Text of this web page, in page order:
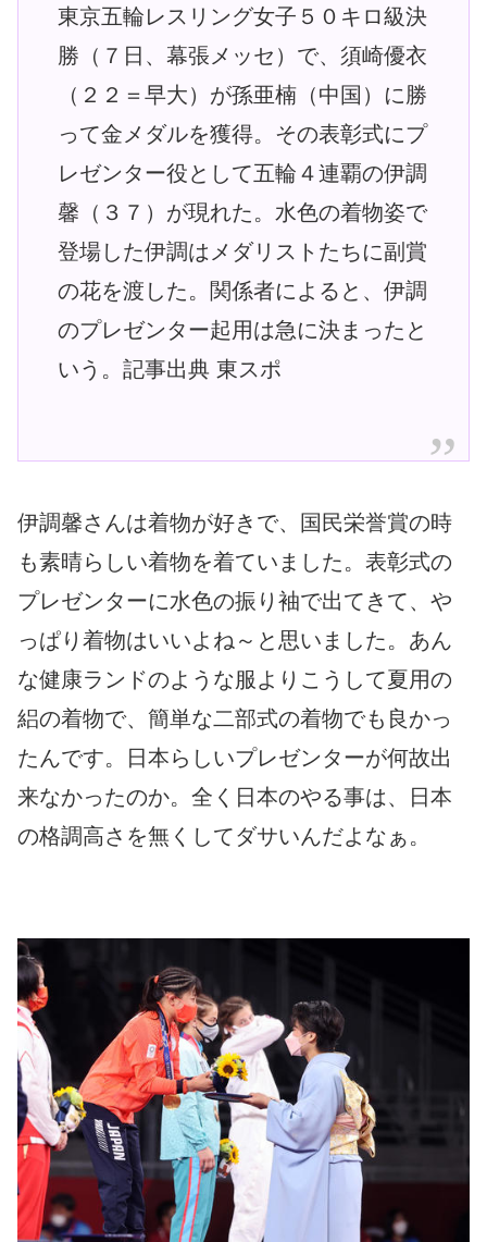
東京五輪レスリング女子５０キロ級決
勝（７日、幕張メッセ）で、須崎優衣
（２２＝早大）が孫亜楠（中国）に勝
って金メダルを獲得。その表彰式にプ
レゼンター役として五輪４連覇の伊調
馨（３７）が現れた。水色の着物姿で
登場した伊調はメダリストたちに副賞
の花を渡した。関係者によると、伊調
のプレゼンター起用は急に決まったと
いう。記事出典 東スポ
伊調馨さんは着物が好きで、国民栄誉賞の時
も素晴らしい着物を着ていました。表彰式の
プレゼンターに水色の振り袖で出てきて、や
っぱり着物はいいよね～と思いました。あん
な健康ランドのような服よりこうして夏用の
絽の着物で、簡単な二部式の着物でも良かっ
たんです。日本らしいプレゼンターが何故出
来なかったのか。全く日本のやる事は、日本
の格調高さを無くしてダサいんだよなぁ。